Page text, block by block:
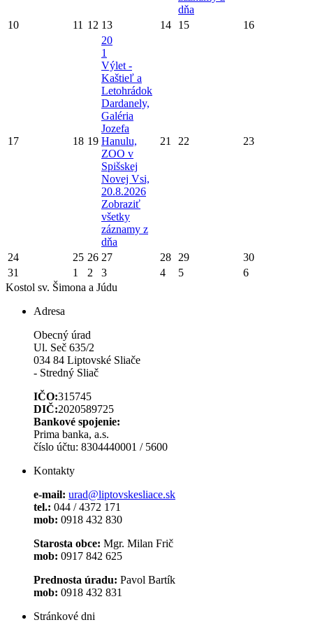
dňa
10 11 12 13 14 15 16
17 18 19
20
1
Výlet -
Kaštieľ a
Letohrádok
Dardanely,
Galéria
Jozefa
Hanulu,
ZOO v
Spišskej
Novej Vsi,
20.8.2026
Zobraziť
všetky
záznamy z
dňa
21 22 23
24 25 26 27 28 29
30
31
1 2 3 4 5
6
Kostol sv. Šimona a Júdu
Adresa
Obecný úrad
Ul. Seč 635/2
034 84 Liptovské Sliače
- Stredný Sliač
IČO:315745
DIČ:2020589725
Bankové spojenie:
Prima banka, a.s.
číslo účtu: 8304440001 / 5600
Kontakty
e-mail: urad@liptovskesliace.sk
tel.: 044 / 4372 171
mob: 0918 432 830
Starosta obce: Mgr. Milan Frič
mob: 0917 842 625
Prednosta úradu: Pavol Bartík
mob: 0918 432 831
Stránkové dni